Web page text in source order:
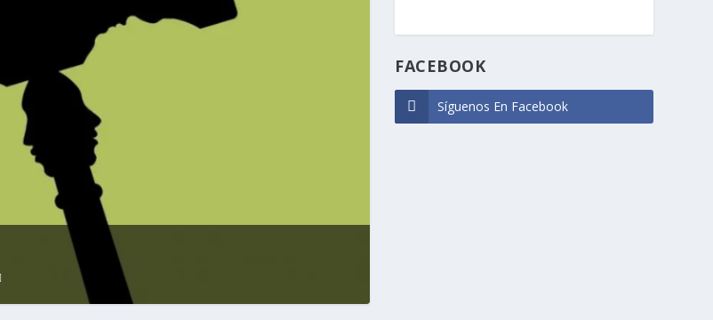
FACEBOOK
Síguenos En Facebook